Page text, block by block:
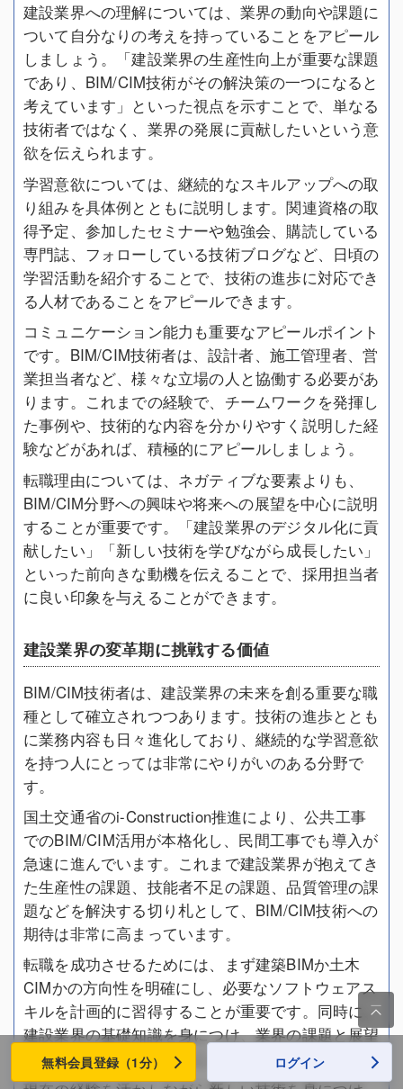
建設業界への理解については、業界の動向や課題に
ついて自分なりの考えを持っていることをアピール
しましょう。「建設業界の生産性向上が重要な課題
であり、BIM/CIM技術がその解決策の一つになると
考えています」といった視点を示すことで、単なる
技術者ではなく、業界の発展に貢献したいという意
欲を伝えられます。
学習意欲については、継続的なスキルアップへの取
り組みを具体例とともに説明します。関連資格の取
得予定、参加したセミナーや勉強会、購読している
専門誌、フォローしている技術ブログなど、日頃の
学習活動を紹介することで、技術の進歩に対応でき
る人材であることをアピールできます。
コミュニケーション能力も重要なアピールポイント
です。BIM/CIM技術者は、設計者、施工管理者、営
業担当者など、様々な立場の人と協働する必要があ
ります。これまでの経験で、チームワークを発揮し
た事例や、技術的な内容を分かりやすく説明した経
験などがあれば、積極的にアピールしましょう。
転職理由については、ネガティブな要素よりも、
BIM/CIM分野への興味や将来への展望を中心に説明
することが重要です。「建設業界のデジタル化に貢
献したい」「新しい技術を学びながら成長したい」
といった前向きな動機を伝えることで、採用担当者
に良い印象を与えることができます。
建設業界の変革期に挑戦する価値
BIM/CIM技術者は、建設業界の未来を創る重要な職
種として確立されつつあります。技術の進歩ととも
に業務内容も日々進化しており、継続的な学習意欲
を持つ人にとっては非常にやりがいのある分野で
す。
国土交通省のi-Construction推進により、公共工事
でのBIM/CIM活用が本格化し、民間工事でも導入が
急速に進んでいます。これまで建設業界が抱えてき
た生産性の課題、技能者不足の課題、品質管理の課
題などを解決する切り札として、BIM/CIM技術への
期待は非常に高まっています。
転職を成功させるためには、まず建築BIMか土木
CIMかの方向性を明確にし、必要なソフトウェアス
キルを計画的に習得することが重要です。同時に、
建設業界の基礎知識を身につけ、業界の課題と展望
についても理解を深めることが大切です。

無料会員登録（1分） ログイン